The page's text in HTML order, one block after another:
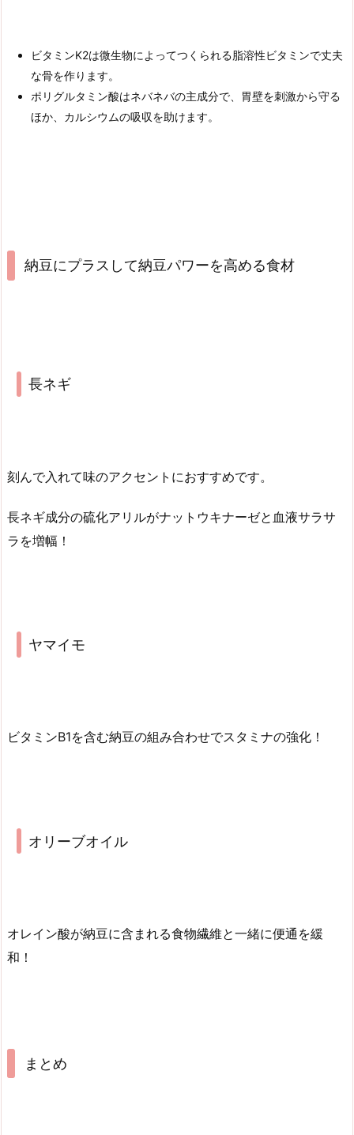
ビタミンK2は微生物によってつくられる脂溶性ビタミンで丈夫
な骨を作ります。
ポリグルタミン酸はネバネバの主成分で、胃壁を刺激から守る
ほか、カルシウムの吸収を助けます。
納豆にプラスして納豆パワーを高める食材
長ネギ
刻んで入れて味のアクセントにおすすめです。
長ネギ成分の硫化アリルがナットウキナーゼと血液サラサ
ラを増幅！
ヤマイモ
ビタミンB1を含む納豆の組み合わせでスタミナの強化！
オリーブオイル
オレイン酸が納豆に含まれる食物繊維と一緒に便通を緩
和！
まとめ